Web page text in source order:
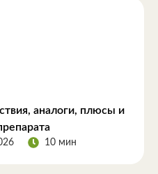
аналоги, плюсы и
10 мин